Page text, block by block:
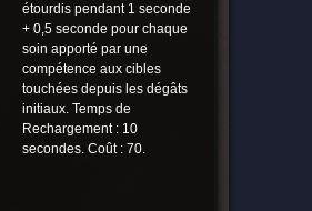
étourdis pendant 1 seconde
+ 0,5 seconde pour chaque
soin apporté par une
compétence aux cibles
touchées depuis les dégâts
initiaux. Temps de
Rechargement : 10
secondes. Coût : 70.